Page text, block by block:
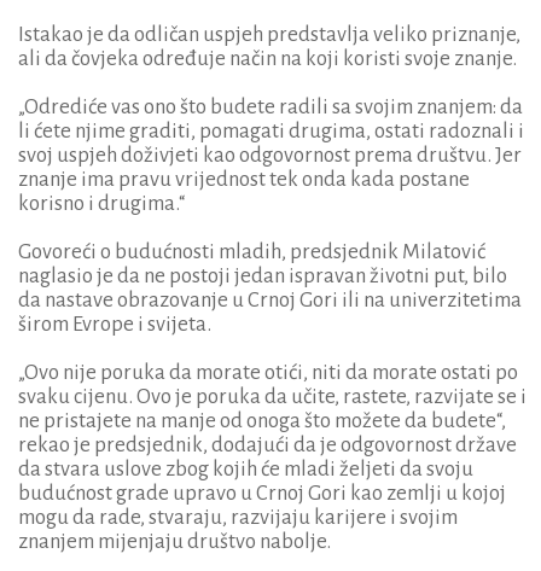
Istakao je da odličan uspjeh predstavlja veliko priznanje,
ali da čovjeka određuje način na koji koristi svoje znanje.
„Odrediće vas ono što budete radili sa svojim znanjem: da
li ćete njime graditi, pomagati drugima, ostati radoznali i
svoj uspjeh doživjeti kao odgovornost prema društvu. Jer
znanje ima pravu vrijednost tek onda kada postane
korisno i drugima.“
Govoreći o budućnosti mladih, predsjednik Milatović
naglasio je da ne postoji jedan ispravan životni put, bilo
da nastave obrazovanje u Crnoj Gori ili na univerzitetima
širom Evrope i svijeta.
„Ovo nije poruka da morate otići, niti da morate ostati po
svaku cijenu. Ovo je poruka da učite, rastete, razvijate se i
ne pristajete na manje od onoga što možete da budete“,
rekao je predsjednik, dodajući da je odgovornost države
da stvara uslove zbog kojih će mladi željeti da svoju
budućnost grade upravo u Crnoj Gori kao zemlji u kojoj
mogu da rade, stvaraju, razvijaju karijere i svojim
znanjem mijenjaju društvo nabolje.